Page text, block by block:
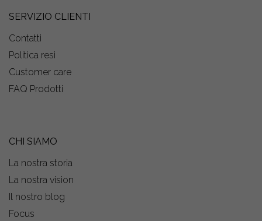
SERVIZIO CLIENTI
Contatti
Politica resi
Customer care
FAQ Prodotti
CHI SIAMO
La nostra storia
La nostra vision
Il nostro blog
Focus